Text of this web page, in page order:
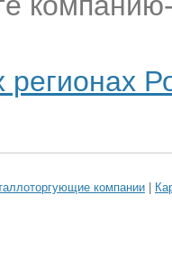
регионах
компании |